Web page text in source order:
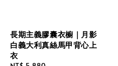
長期主義膠囊衣櫥｜月影
白義大利真絲馬甲背心上
衣